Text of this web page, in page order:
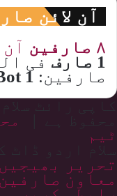
آن لائن
۸ صارفین آن
1 صارف فی
صارفین: 1 Bot
ٹیم
سلام اردو ڈاٹ کام ©
تحریر بھیجیں
معاون صارفین